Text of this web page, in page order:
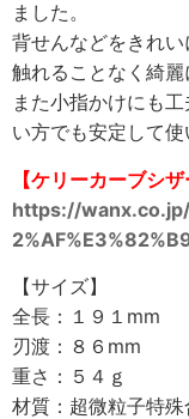
ました。
背せんなどをきれ
触れることなく綺麗
また小指かけにも
い方でも安定して使
【ケリーカーブシ
https://wanx.co.jp/
【サイズ】
全長：１９１mm
刃渡：８６mm
重さ：５４ｇ
材質：超微粒子特殊